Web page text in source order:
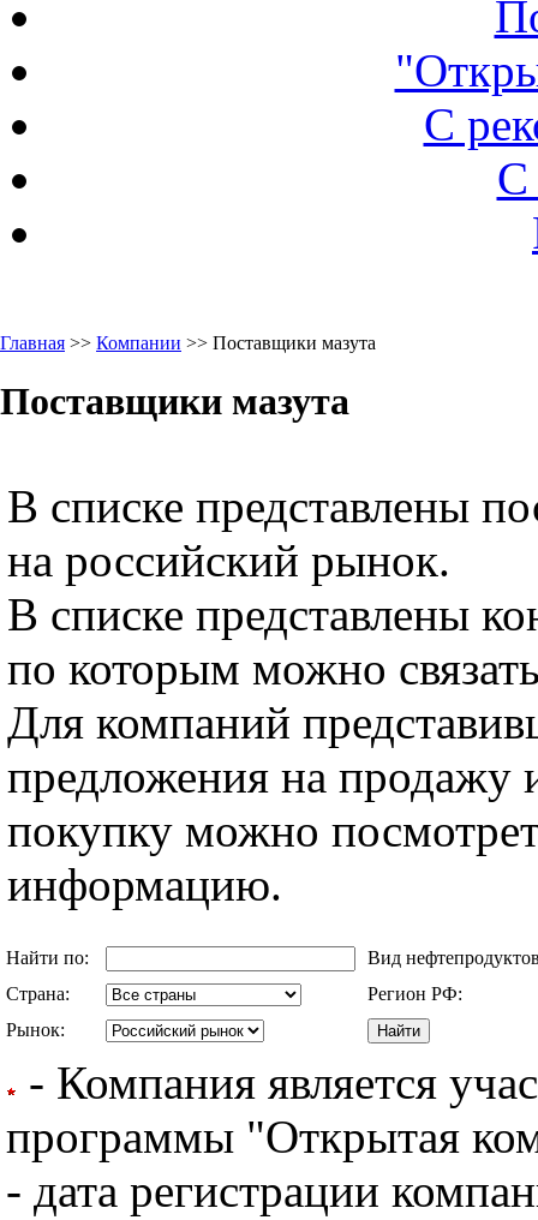
С
С
Главная >> Компании >> Поставщики мазута
Поставщики мазута
В списке представлены
на российский рынок.
В списке представлены
по которым можно
Для компаний
предложения на продажу
покупку можно
информацию.
Найти по:
Вид
Страна:
Регион РФ:
Рынок:
- Компания является
программы "Открытая
- дата регистрации